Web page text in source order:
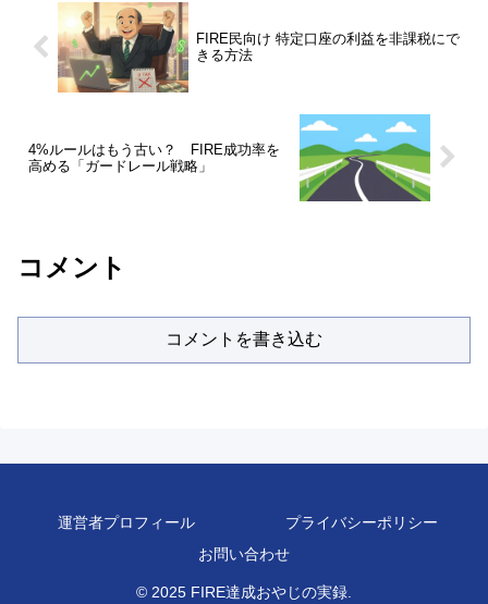
FIRE民向け 特定口座の利益を非課税にで
きる方法
4%ルールはもう古い？ FIRE成功率を
高める「ガードレール戦略」
コメント
コメントを書き込む
運営者プロフィール
プライバシーポリシー
お問い合わせ
© 2025 FIRE達成おやじの実録.